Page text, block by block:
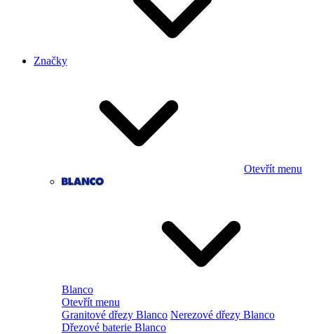
Značky
Otevřít menu
Blanco
Otevřít menu
Granitové dřezy Blanco Nerezové dřezy Blanco
Dřezové baterie Blanco